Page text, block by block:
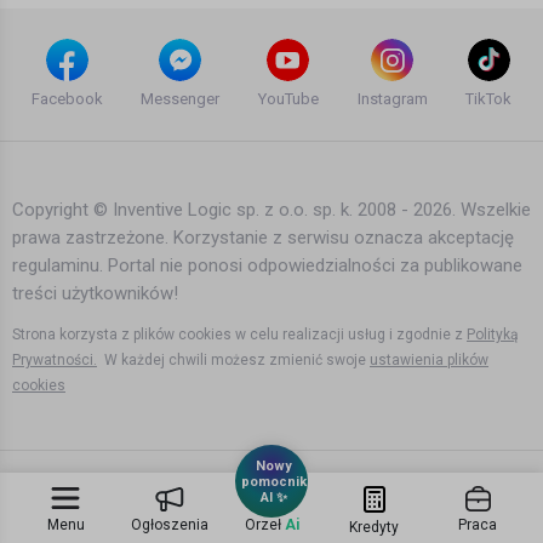
Dżem - List do M - Bydgoszcz '93
arek renegade
Dżem - Autsajder
arek renegade
10 lat temu•
2,022 wyświetleń
Teledyski i Muzyka
Facebook Messenger YouTube Instagram TikTok
Copyright © Inventive Logic sp. z o.o. sp. k. 2008 - 2026. Wszelkie
prawa zastrzeżone. Korzystanie z serwisu oznacza akceptację
regulaminu. Portal nie ponosi odpowiedzialności za publikowane
treści użytkowników!
Strona korzysta z plików cookies w celu realizacji usług i zgodnie z Polityką
Prywatności. W każdej chwili możesz zmienić swoje ustawienia plików
cookies
Menu Ogłoszenia
Nowy
pomocnik
AI ✨
Orzeł Ai Kredyty Praca